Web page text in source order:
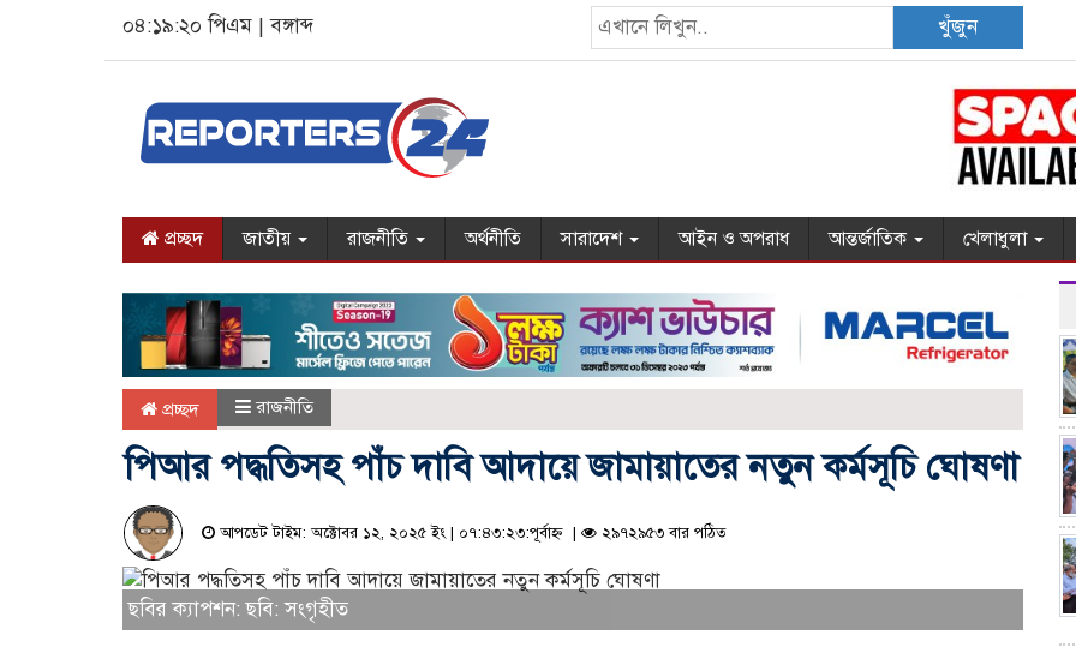
০৪:১৯:২১ পিএম| বঙ্গাব্দ খুঁজুন
প্রচ্ছদ জাতীয় রাজনীতি অর্থনীতি সারাদেশ আইন ও অপরাধ আন্তর্জাতিক খেলাধুলা
প্রচ্ছদ রাজনীতি
পিআর পদ্ধতিসহ পাঁচ দাবি আদায়ে জামায়াতের নতুন কর্মসূচি ঘোষণা
আপডেট টাইম: অক্টোবর ১২, ২০২৫ ইং | ০৭:৪৩:২৩:পূর্বাহ্ন | ২৯৭২৯৫৩ বার পঠিত
ছবির ক্যাপশন: ছবি: সংগৃহীত